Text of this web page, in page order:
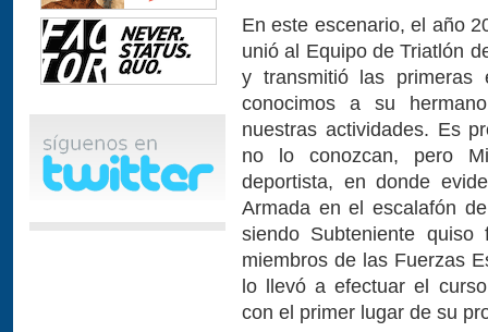
En este escenario, el año
unió al Equipo de Triatlón
y transmitió las primeras
conocimos a su
nuestras actividades. Es
no lo conozcan, pero
deportista, en donde
Armada en el escalafón
siendo Subteniente
miembros de las Fuerzas
lo llevó a efectuar el
con el primer lugar de su